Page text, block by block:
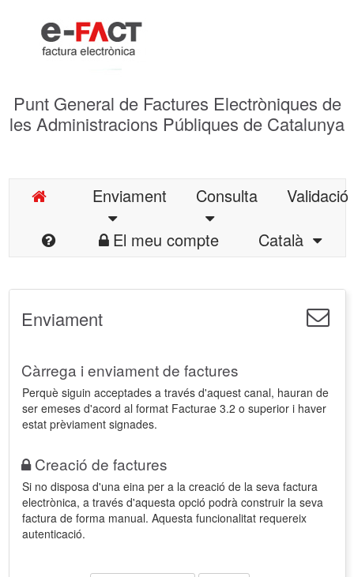
Punt General de Factures Electròniques de
les Administracions Públiques de Catalunya
Enviament Consulta
Validació
El meu compte
Català
Enviament
Càrrega i enviament de factures
Perquè siguin acceptades a través d'aquest canal, hauran de
ser emeses d'acord al format Facturae 3.2 o superior i haver
estat prèviament signades.
Creació de factures
Si no disposa d'una eina per a la creació de la seva factura
electrònica, a través d'aquesta opció podrà construir la seva
factura de forma manual. Aquesta funcionalitat requereix
autenticació.